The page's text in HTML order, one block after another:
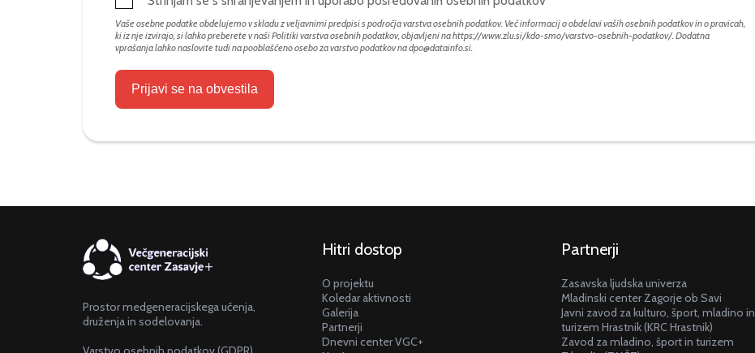
Vaše osebne podatke obdelujemo v skladu z veljavnimi predpisi s področja varstva osebnih podatkov. Več informacij o obdelavi vaših osebnih podatkov in o pravicah,
ki iz nje izvirajo, si lahko preberete v naši Politiki varstva osebnih podatkov, objavljeni nahttps://www.zlu.si/kdo-smo/varstvo-osebnih-podatkov/. Dodatna
vprašanja lahko naslovite tudi na pooblaščeno osebo za varstvo podatkov nadpo@datainfo.si.
Prijavi se na obvestila
Prostor medgeneracijskega učenja,
druženja in sodelovanja.
Hitri dostop
O projektu
Koledar aktivnosti
Galerija
Partnerji
Dnevni center VGC+
Partnerji
Zasavska ljudska univerza
Mladinski center Zagorje ob Savi
Javni zavod za kulturo, šport, mladino in
turizem Hrastnik (KRC Hrastnik)
Zavod za mladino, šport in turizem